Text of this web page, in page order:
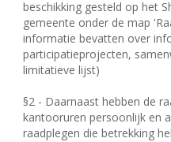
beschikking gesteld op het
gemeente onder de map
informatie bevatten over
participatieprojecten,
limitatieve lijst)
§2 - Daarnaast hebben de
kantooruren persoonlijk en
raadplegen die betrekking